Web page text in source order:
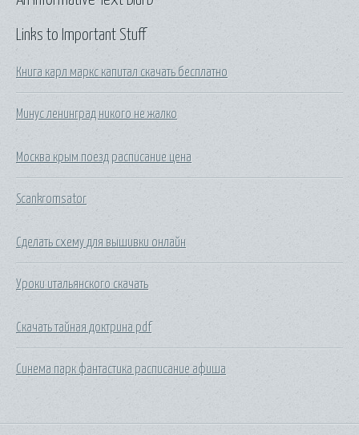
Links to Important Stuff
Книга карл маркс капитал скачать бесплатно
Минус ленинград никого не жалко
Москва крым поезд расписание цена
Scankromsator
Сделать схему для вышивки онлайн
Уроки итальянского скачать
Скачать тайная доктрина pdf
Синема парк фантастика расписание афиша